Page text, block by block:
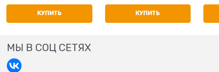
КУПИТЬ КУПИТЬ
МЫ В СОЦ СЕТЯХ